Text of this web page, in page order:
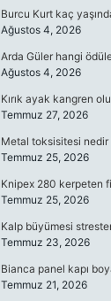
Burcu Kurt kaç
Ağustos 4, 2026
Arda Güler hangi
Ağustos 4, 2026
Kırık ayak kangren
Temmuz 27, 2026
Metal toksisitesi nedir
Temmuz 25, 2026
Knipex 280 kerpeten
Temmuz 25, 2026
Kalp büyümesi
Temmuz 23, 2026
Bianca panel kapı
Temmuz 21, 2026